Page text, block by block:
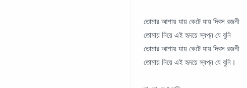
তোমার আশায় যায় কেটে যায় দিবস রজনী
তোমায় নিয়ে এই হৃদয়ে স্বপ্ন যে বুনি
তোমার আশায় যায় কেটে যায় দিবস রজনী
তোমায় নিয়ে এই হৃদয়ে স্বপ্ন যে বুনি।